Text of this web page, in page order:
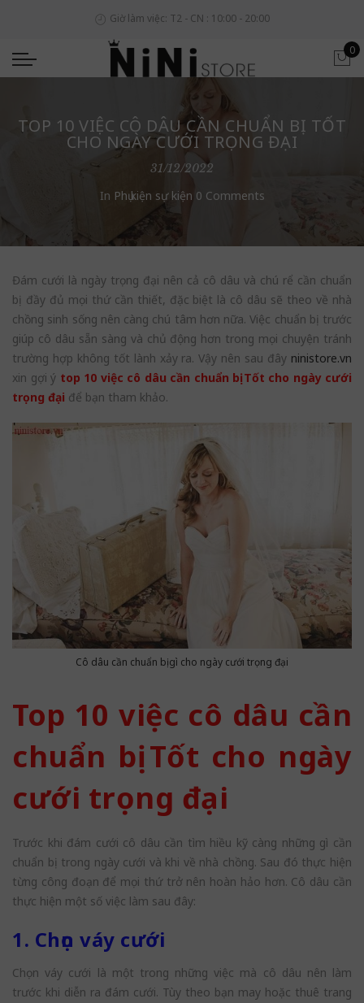
Giờ làm việc: T2 - CN : 10:00 - 20:00
0
TOP 10 VIỆC CÔ DÂU CẦN CHUẨN BỊ TỐT
CHO NGÀY CƯỚI TRỌNG ĐẠI
31/12/2022
In Phụ kiện sự kiện 0 Comments
Đám cưới là ngày trọng đại nên cả cô dâu và chú rể cần chuẩn
bị đầy đủ mọi thứ cần thiết, đặc biệt là cô dâu sẽ theo về nhà
chồng sinh sống nên càng chú tâm hơn nữa. Việc chuẩn bị trước
giúp cô dâu sẵn sàng và chủ động hơn trong mọi chuyện tránh
trường hợp không tốt lành xảy ra. Vậy nên sau đây ninistore.vn
xin gợi ý top 10 việc cô dâu cần chuẩn bị Tốt cho ngày cưới
trọng đại để bạn tham khảo.
Cô dâu cần chuẩn bị gì cho ngày cưới trọng đại
Top 10 việc cô dâu cần
chuẩn bị Tốt cho ngày
cưới trọng đại
Trước khi đám cưới cô dâu cần tìm hiều kỹ càng những gì cần
chuẩn bị trong ngày cưới và khi về nhà chồng. Sau đó thực hiện
từng công đoạn để mọi thứ trở nên hoàn hảo hơn. Cô dâu cần
thực hiện một số việc làm sau đây:
1. Chọn váy cưới
Chọn váy cưới là một trong những việc mà cô dâu nên làm
trước khi diễn ra đám cưới. Tùy theo bạn may hoặc thuê trang